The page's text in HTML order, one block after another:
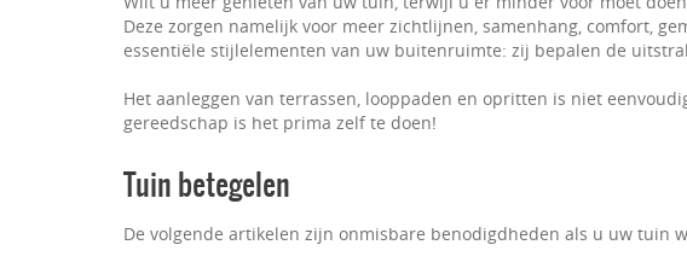
Deze zorgen namelijk voor meer zichtlijnen, samenhang, comfort,
essentiële stijlelementen van uw buitenruimte: zij bepalen de
Het aanleggen van terrassen, looppaden en opritten is niet
gereedschap is het prima zelf te doen!
Tuin betegelen
De volgende artikelen zijn onmisbare benodigdheden als u uw tuin